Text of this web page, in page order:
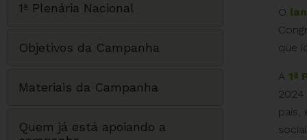
1ª Plenária Nacional
Objetivos da Campanha
Materiais da Campanha
Quem já está apoiando a
O
que
A1ª
2024
país,